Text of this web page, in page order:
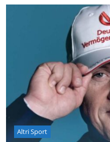
Altri Sport